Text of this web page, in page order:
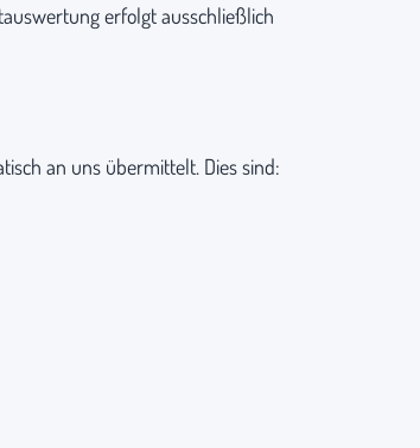
erfolgt ausschließlich
an uns übermittelt. Dies sind: